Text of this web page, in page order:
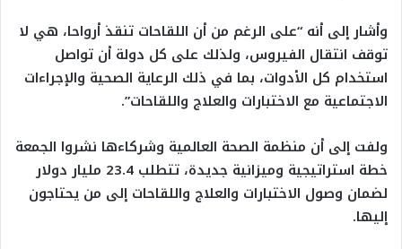
وأشار إلى أنه “على الرغم من أن اللقاحات تنقذ أرواحا، هي لا
توقف انتقال الفيروس، ولذلك على كل دولة أن تواصل
استخدام كل الأدوات، بما في ذلك الرعاية الصحية والإجراءات
الاجتماعية مع الاختبارات والعلاج واللقاحات”.
ولفت إلى أن منظمة الصحة العالمية وشركاءها نشروا الجمعة
خطة استراتيجية وميزانية جديدة، تتطلب 23.4 مليار دولار
لضمان وصول الاختبارات والعلاج واللقاحات إلى من يحتاجون
إليها.